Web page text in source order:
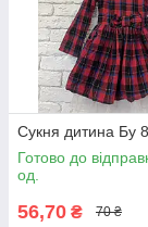
Сукня дитина Бу
Готово до
од.
56,70 ₴ 70 ₴